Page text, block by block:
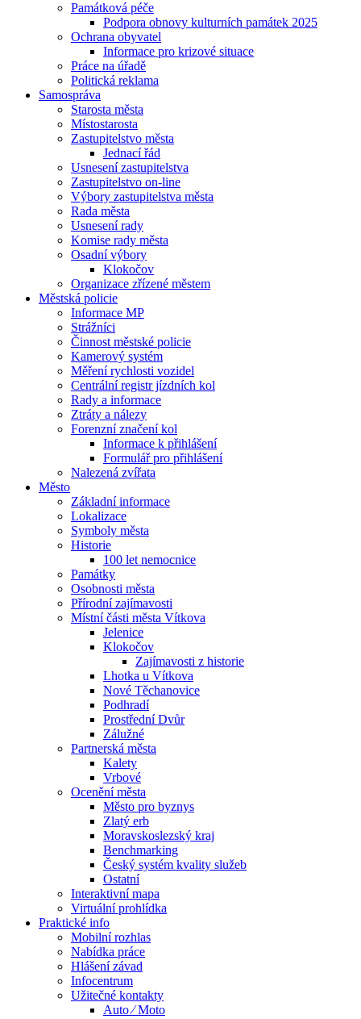
Památková péče
Podpora obnovy kulturních památek 2025
Ochrana obyvatel
Informace pro krizové situace
Práce na úřadě
Politická reklama
Samospráva
Starosta města
Místostarosta
Zastupitelstvo města
Jednací řád
Usnesení zastupitelstva
Zastupitelstvo on-line
Výbory zastupitelstva města
Rada města
Usnesení rady
Komise rady města
Osadní výbory
Klokočov
Organizace zřízené městem
Městská policie
Informace MP
Strážníci
Činnost městské policie
Kamerový systém
Měření rychlosti vozidel
Centrální registr jízdních kol
Rady a informace
Ztráty a nálezy
Forenzní značení kol
Informace k přihlášení
Formulář pro přihlášení
Nalezená zvířata
Město
Základní informace
Lokalizace
Symboly města
Historie
100 let nemocnice
Památky
Osobnosti města
Přírodní zajímavosti
Místní části města Vítkova
Jelenice
Klokočov
Zajímavosti z historie
Lhotka u Vítkova
Nové Těchanovice
Podhradí
Prostřední Dvůr
Zálužné
Partnerská města
Kalety
Vrbové
Ocenění města
Město pro byznys
Zlatý erb
Moravskoslezský kraj
Benchmarking
Český systém kvality služeb
Ostatní
Interaktivní mapa
Virtuální prohlídka
Praktické info
Mobilní rozhlas
Nabídka práce
Hlášení závad
Infocentrum
Užitečné kontakty
Auto ⁄ Moto